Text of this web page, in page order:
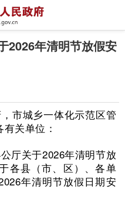
2026年清明节放假安
市城乡一体化示范区管
关单位：
厅关于2026年清明节放
各县（市、区）、各单
年清明节放假日期安